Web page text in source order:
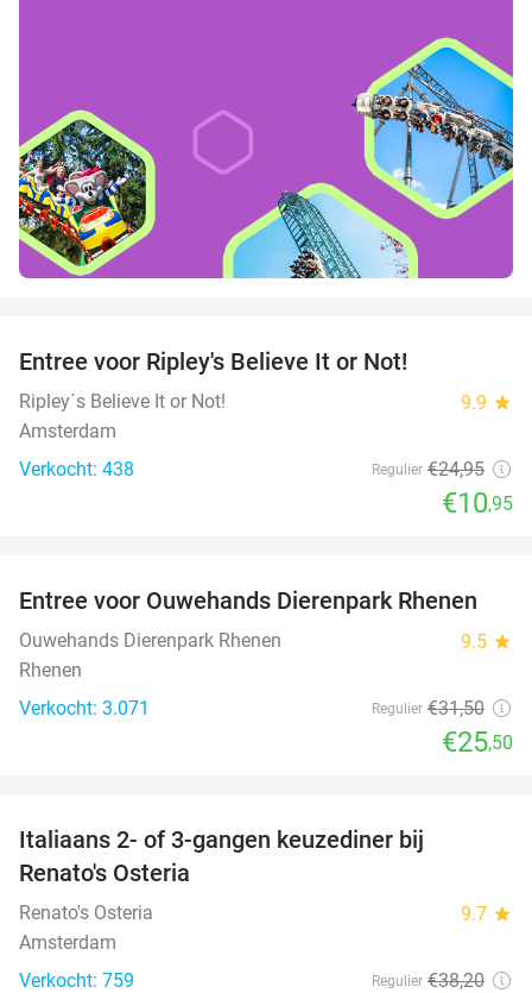
Entree voor Ripley's Believe It or Not!
Ripley´s Believe It or Not! 9.9 star
Amsterdam
Verkocht: 438
Regulier €24,95
€10,95
19%
Entree voor Ouwehands Dierenpark Rhenen
Ouwehands Dierenpark Rhenen 9.5 star
Rhenen
Verkocht: 3.071
Regulier €31,50
€25,50
Italiaans 2- of 3-gangen keuzediner bij
Renato's Osteria
Renato's Osteria 9.7 star
Amsterdam
Verkocht: 759
Regulier €38,20